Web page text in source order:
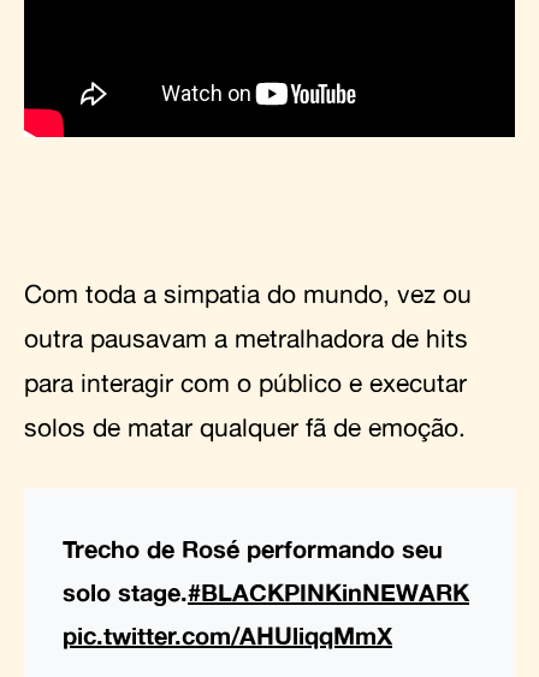
Com toda a simpatia do mundo, vez ou
outra pausavam a metralhadora de hits
para interagir com o público e executar
solos de matar qualquer fã de emoção.
Trecho de Rosé performando seu
solo stage.#BLACKPINKinNEWARK
pic.twitter.com/AHUliqqMmX